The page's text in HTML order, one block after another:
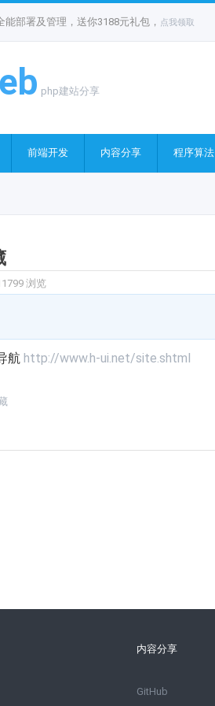
部署及管理，送你3188元礼包， 点我领取
php建站分享
前端开发 内容分享 程序算法
浏览
航 http://www.h-ui.net/site.shtml
内容分享
GitHub